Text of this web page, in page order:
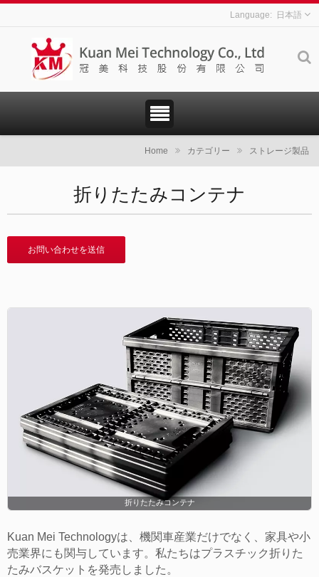
日本語
Home カテゴリー ストレージ製品
折りたたみコンテナ
お問い合わせを送信
折りたたみコンテナ
Kuan Mei Technologyは、機関車産業だけでなく、家具や小
売業界にも関与しています。私たちはプラスチック折りた
たみバスケットを発売しました。